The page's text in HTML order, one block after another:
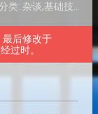
类: 杂谈,基础技术
最后修改于
过时。